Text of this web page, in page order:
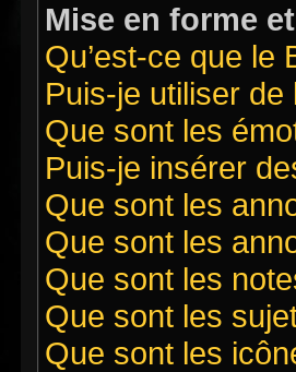
Mise en forme
Qu’est-ce que le
Puis-je utiliser de
Que sont les
Puis-je insérer
Que sont les
Que sont les
Que sont les
Que sont les
Que sont les